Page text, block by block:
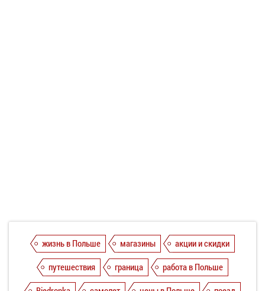
жизнь в Польше магазины
акции и скидки
путешествия
граница
работа в Польше